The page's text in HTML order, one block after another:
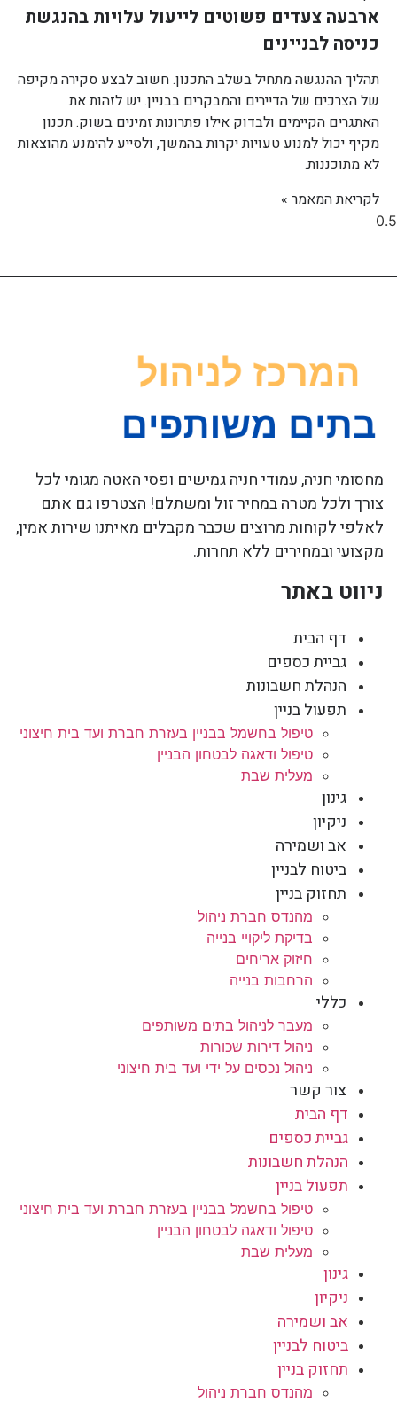
ארבעה צעדים פשוטים לייעול עלויות בהנגשת
כניסה לבניינים
תהליך ההנגשה מתחיל בשלב התכנון. חשוב לבצע סקירה מקיפה
של הצרכים של הדיירים והמבקרים בבניין. יש לזהות את
האתגרים הקיימים ולבדוק אילו פתרונות זמינים בשוק. תכנון
מקיף יכול למנוע טעויות יקרות בהמשך, ולסייע להימנע מהוצאות
לא מתוכננות.
לקריאת המאמר »
מחסומי חניה, עמודי חניה גמישים ופסי האטה מגומי לכל
צורך ולכל מטרה במחיר זול ומשתלם! הצטרפו גם אתם
לאלפי לקוחות מרוצים שכבר מקבלים מאיתנו שירות אמין,
מקצועי ובמחירים ללא תחרות.
ניווט באתר
דף הבית
גביית כספים
הנהלת חשבונות
תפעול בניין
טיפול בחשמל בבניין בעזרת חברת ועד בית חיצוני
טיפול ודאגה לבטחון הבניין
מעלית שבת
גינון
ניקיון
אב ושמירה
ביטוח לבניין
תחזוק בניין
מהנדס חברת ניהול
בדיקת ליקויי בנייה
חיזוק אריחים
הרחבות בנייה
כללי
מעבר לניהול בתים משותפים
ניהול דירות שכורות
ניהול נכסים על ידי ועד בית חיצוני
צור קשר
דף הבית
גביית כספים
הנהלת חשבונות
תפעול בניין
טיפול בחשמל בבניין בעזרת חברת ועד בית חיצוני
טיפול ודאגה לבטחון הבניין
מעלית שבת
גינון
ניקיון
אב ושמירה
ביטוח לבניין
תחזוק בניין
מהנדס חברת ניהול